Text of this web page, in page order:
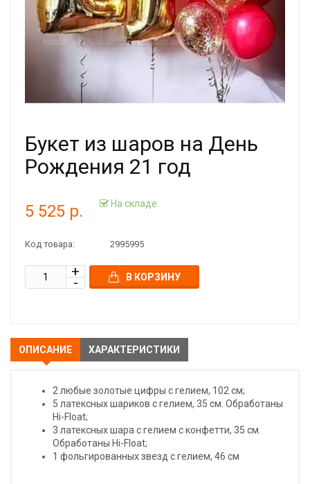
Букет из шаров на День
Рождения 21 год
5 525 р. На складе
Код товара: 2995995
В КОРЗИНУ
ОПИСАНИЕ ХАРАКТЕРИСТИКИ
2 любые золотые цифры с гелием, 102 см;
5 латексных шариков с гелием, 35 см. Обработаны
Hi-Float;
3 латексных шара с гелием с конфетти, 35 см.
Обработаны Hi-Float;
1 фольгированных звезд с гелием, 46 см